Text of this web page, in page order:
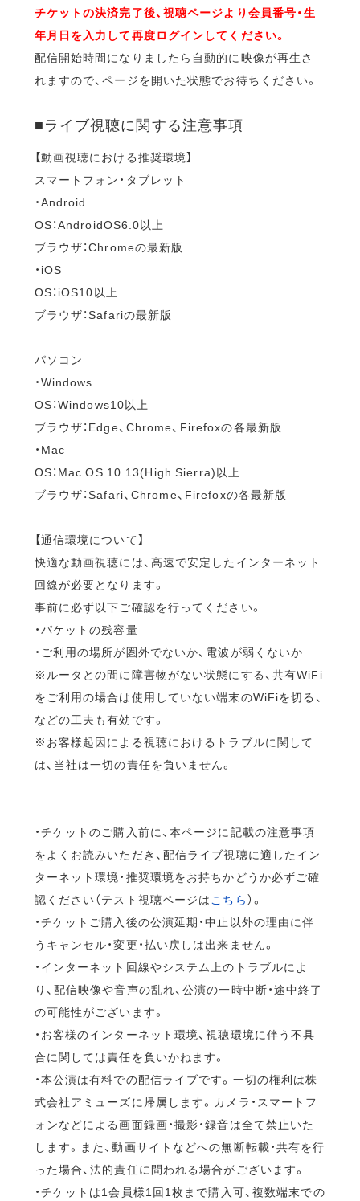
チケットの決済完了後、視聴ページより会員番号・生
年月日を入力して再度ログインしてください。
配信開始時間になりましたら自動的に映像が再生さ
れますので、ページを開いた状態でお待ちください。
■ライブ視聴に関する注意事項
【動画視聴における推奨環境】
スマートフォン・タブレット
・Android
OS：AndroidOS6.0以上
ブラウザ：Chromeの最新版
・iOS
OS：iOS10以上
ブラウザ：Safariの最新版
パソコン
・Windows
OS：Windows10以上
ブラウザ：Edge、Chrome、Firefoxの各最新版
・Mac
OS：Mac OS 10.13(High Sierra)以上
ブラウザ：Safari、Chrome、Firefoxの各最新版
【通信環境について】
快適な動画視聴には、高速で安定したインターネット
回線が必要となります。
事前に必ず以下ご確認を行ってください。
・パケットの残容量
・ご利用の場所が圏外でないか、電波が弱くないか
※ルータとの間に障害物がない状態にする、共有WiFi
をご利用の場合は使用していない端末のWiFiを切る、
などの工夫も有効です。
※お客様起因による視聴におけるトラブルに関して
は、当社は一切の責任を負いません。
・チケットのご購入前に、本ページに記載の注意事項
をよくお読みいただき、配信ライブ視聴に適したイン
ターネット環境・推奨環境をお持ちかどうか必ずご確
認ください（テスト視聴ページは こちら）。
・チケットご購入後の公演延期・中止以外の理由に伴
うキャンセル・変更・払い戻しは出来ません。
・インターネット回線やシステム上のトラブルによ
り、配信映像や音声の乱れ、公演の一時中断・途中終了
の可能性がございます。
・お客様のインターネット環境、視聴環境に伴う不具
合に関しては責任を負いかねます。
・本公演は有料での配信ライブです。一切の権利は株
式会社アミューズに帰属します。カメラ・スマートフ
ォンなどによる画面録画・撮影・録音は全て禁止いた
します。また、動画サイトなどへの無断転載・共有を行
った場合、法的責任に問われる場合がございます。
・チケットは1会員様1回1枚まで購入可、複数端末での